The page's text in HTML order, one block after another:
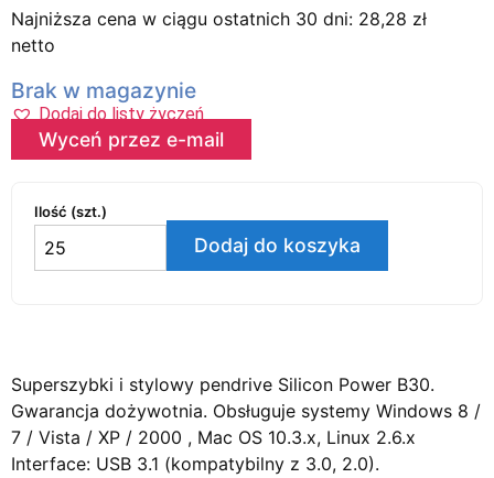
Najniższa cena w ciągu ostatnich 30 dni: 28,28 zł
netto
Brak w magazynie
Dodaj do listy życzeń
Wyceń przez e-mail
Ilość (szt.)
Dodaj do koszyka
Superszybki i stylowy pendrive Silicon Power B30.
Gwarancja dożywotnia. Obsługuje systemy Windows 8 /
7 / Vista / XP / 2000 , Mac OS 10.3.x, Linux 2.6.x
Interface: USB 3.1 (kompatybilny z 3.0, 2.0).